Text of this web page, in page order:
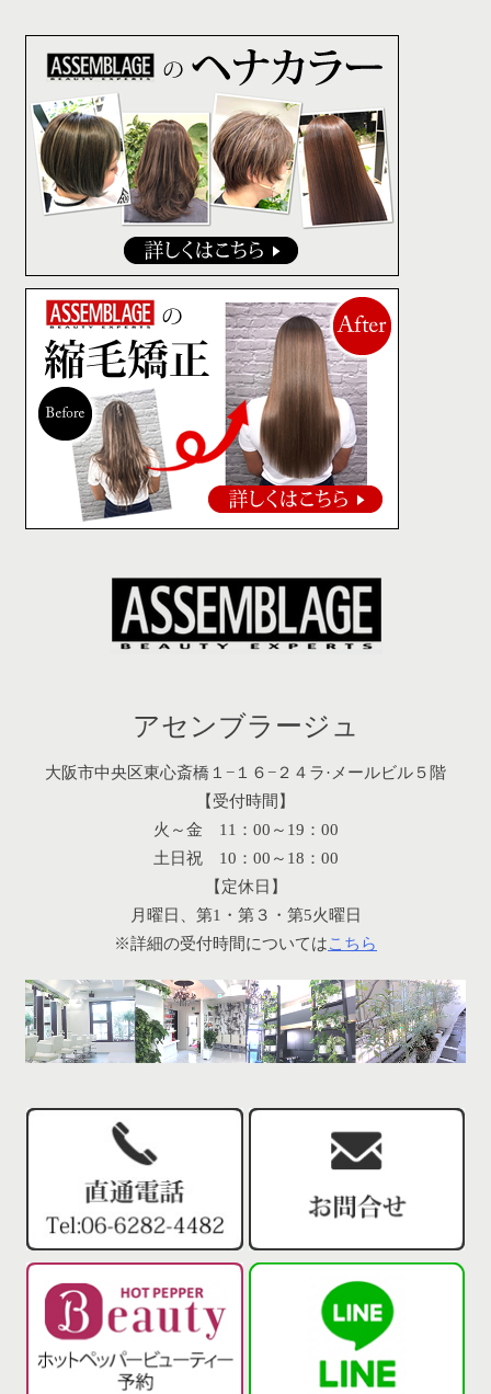
アセンブラージュ
大阪市中央区東心斎橋１−１６−２４ラ·メールビル５階
【受付時間】
火～金 11：00～19：00
土日祝 10：00～18：00
【定休日】
月曜日、第1・第３・第5火曜日
※詳細の受付時間についてはこちら